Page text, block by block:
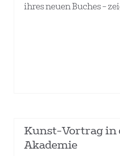
ihres neuen Buches –
Kunst-Vortrag in
Akademie